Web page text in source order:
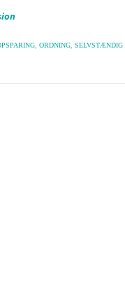
ORDNING SELVSTÆNDIG